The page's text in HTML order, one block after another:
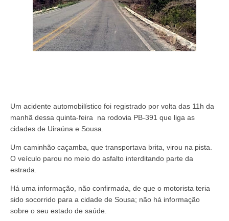
Um acidente automobilístico foi registrado por volta das 11h da
manhã dessa quinta-feira na rodovia PB-391 que liga as
cidades de Uiraúna e Sousa.
Um caminhão caçamba, que transportava brita, virou na pista.
O veículo parou no meio do asfalto interditando parte da
estrada.
Há uma informação, não confirmada, de que o motorista teria
sido socorrido para a cidade de Sousa; não há informação
sobre o seu estado de saúde.